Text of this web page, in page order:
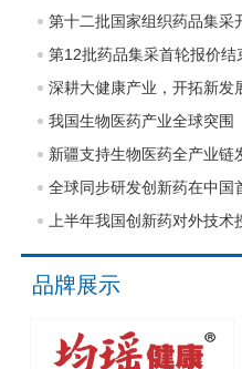
第十二批国家组织药品集采
第12批药品集采首轮报价
深耕大健康产业，开拓新发
我国生物医药产业全球突围
新疆支持生物医药全产业链
全球同步研发创新药在中国
上半年我国创新药对外技
品牌展示